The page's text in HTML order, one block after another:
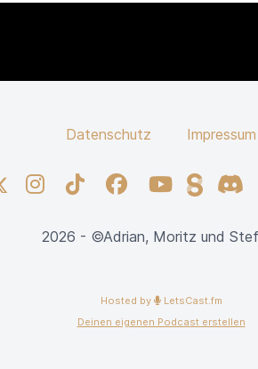
Datenschutz Impressum
InstagramTikTokFacebookYouTubeSteady
2026 - ©Adrian, Moritz und
Hosted by
LetsCast.fm
Deinen eigenen Podcast erstellen